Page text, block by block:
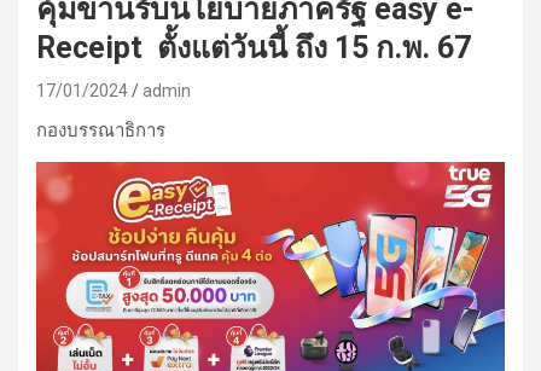
คุ้มขานรับนโยบายภาครัฐ easy e-
Receipt ตั้งแต่วันนี้ ถึง 15 ก.พ. 67
17/01/2024 admin
กองบรรณาธิการ